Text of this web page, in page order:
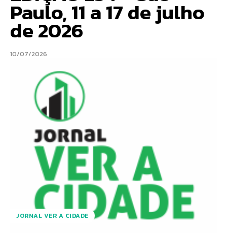
Paulo, 11 a 17 de julho
de 2026
10/07/2026
JORNAL VER A CIDADE